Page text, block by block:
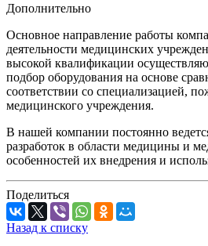
Дополнительно
Основное направление работы
деятельности медицинских
высокой квалификации
подбор оборудования на основе
соответствии со специализацией,
медицинского учреждения.
В нашей компании постоянно
разработок в области медицины и
особенностей их внедрения и
Поделиться
Назад к списку